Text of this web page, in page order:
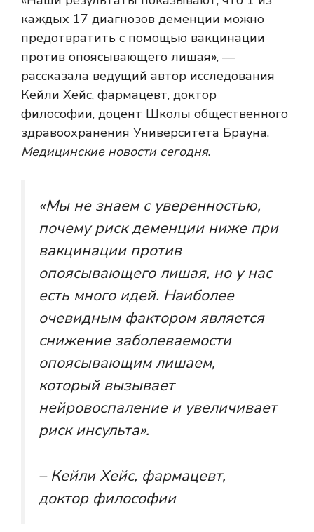
каждых 17 диагнозов деменции можно
предотвратить с помощью вакцинации
против опоясывающего лишая», —
рассказала ведущий автор исследования
Кейли Хейс, фармацевт, доктор
философии, доцент Школы общественного
здравоохранения Университета Брауна.
Медицинские новости сегодня.
«Мы не знаем с уверенностью,
почему риск деменции ниже при
вакцинации против
опоясывающего лишая, но у нас
есть много идей. Наиболее
очевидным фактором является
снижение заболеваемости
опоясывающим лишаем,
который вызывает
нейровоспаление и увеличивает
риск инсульта».
– Кейли Хейс, фармацевт,
доктор философии